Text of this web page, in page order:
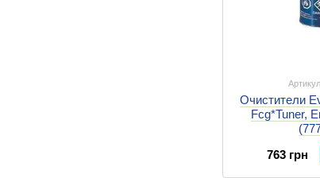
Очистители
Fcg*Tuner,
763 грн